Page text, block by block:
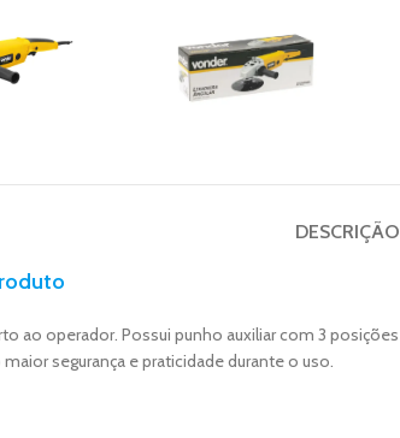
DESCRIÇÃO
ao operador. Possui punho auxiliar com 3
segurança e praticidade durante o uso.